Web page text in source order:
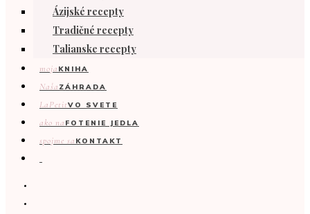
Ázijské recepty
Tradičné recepty
Talianske recepty
moja KNIHA
Naša ZÁHRADA
LaPetitVO SVETE
ako na FOTENIE JEDLA
spojme sa KONTAKT